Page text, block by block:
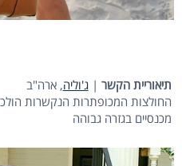
תיאוריית הקשר |ג'וליה, ארה"ב
החולצות המכופתרות הנקשרות
מכנסיים בגזרה גבוהה